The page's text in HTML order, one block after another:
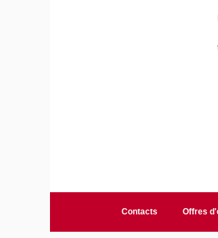
Contacts Offres